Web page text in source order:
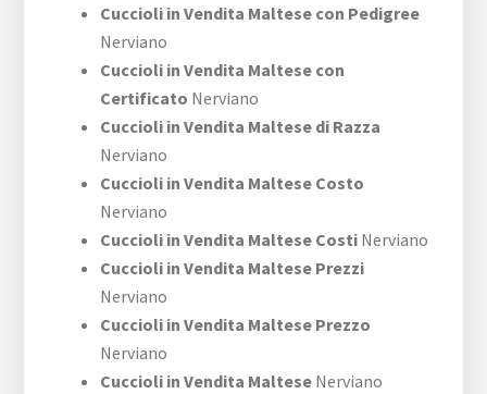
Cuccioli in Vendita Maltese con Pedigree
Nerviano
Cuccioli in Vendita Maltese con
Certificato Nerviano
Cuccioli in Vendita Maltese di Razza
Nerviano
Cuccioli in Vendita Maltese Costo
Nerviano
Cuccioli in Vendita Maltese Costi Nerviano
Cuccioli in Vendita Maltese Prezzi
Nerviano
Cuccioli in Vendita Maltese Prezzo
Nerviano
Cuccioli in Vendita Maltese Nerviano